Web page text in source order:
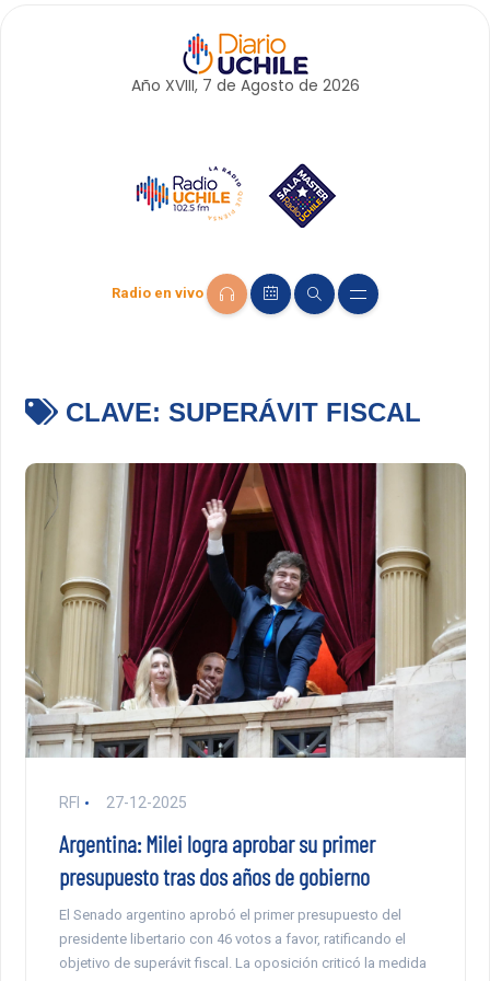
Año XVIII, 7 de Agosto de 2026
Radio en vivo
CLAVE: SUPERÁVIT FISCAL
RFI 27-12-2025
Argentina: Milei logra aprobar su primer
presupuesto tras dos años de gobierno
El Senado argentino aprobó el primer presupuesto del
presidente libertario con 46 votos a favor, ratificando el
objetivo de superávit fiscal. La oposición criticó la medida